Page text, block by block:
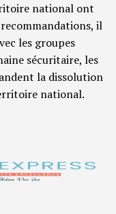
national ont
il
les groupes
sécuritaire, les
la dissolution
national.